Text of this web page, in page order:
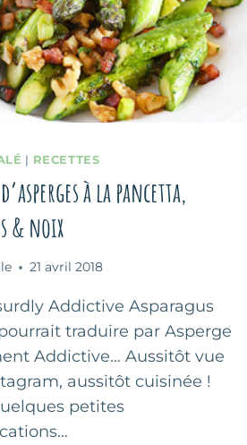
| RECETTES
à la pancetta,
& noix
21 avril 2018
Addictive Asparagus
traduire par Asperge
Addictive… Aussitôt vue
aussitôt cuisinée !
petites